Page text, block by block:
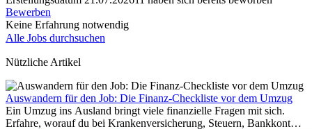
Bewerben
Keine Erfahrung notwendig
Alle Jobs durchsuchen
Nützliche Artikel
Auswandern für den Job: Die Finanz-Checkliste vor dem Umzug
Ein Umzug ins Ausland bringt viele finanzielle Fragen mit sich.
Erfahre, worauf du bei Krankenversicherung, Steuern, Bankkonto,